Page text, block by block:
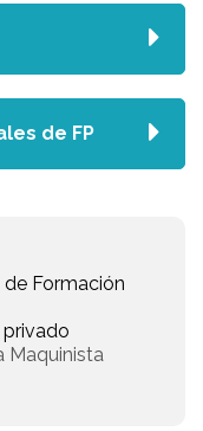
Formación
Maquinista
de FP